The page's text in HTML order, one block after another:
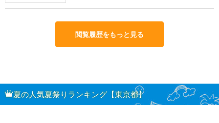
閲覧履歴をもっと見る
夏の人気夏祭りランキング【東京都】